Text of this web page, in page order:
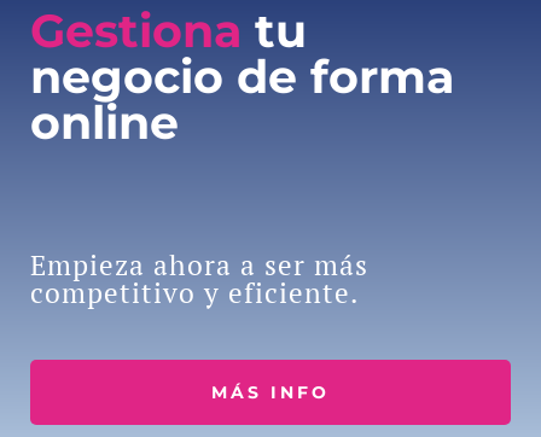
Gestiona tu
negocio de forma
online
Empieza ahora a ser más
competitivo y eficiente.
MÁS INFO